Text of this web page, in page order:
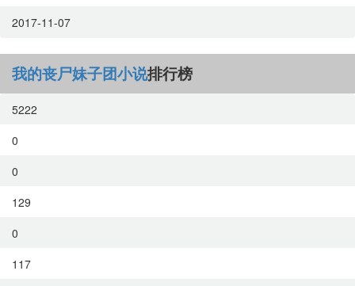
2017-11-07
我的丧尸妹子团小说排行榜
5222
0
0
129
0
117